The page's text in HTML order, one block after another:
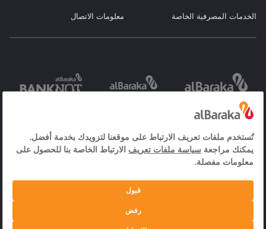
الخدمات المصرفية الخاصة معلومات الاتصال
خدمات مجتمع
المعلومات
العقد والاستمارات
نص توضيح ملفات